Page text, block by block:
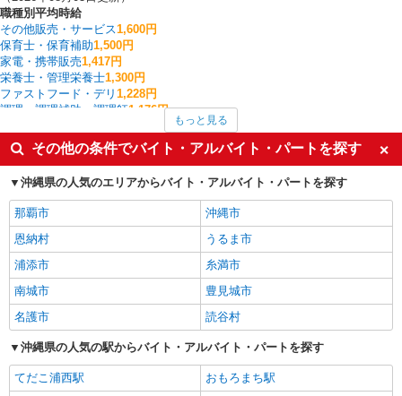
職種別平均時給
その他販売・サービス1,600円
保育士・保育補助1,500円
家電・携帯販売1,417円
栄養士・管理栄養士1,300円
ファストフード・デリ 1,228円
調理・調理補助・調理師1,176円
1,150円
レストラン・専門料理店1,100円
アパレル販売1,090円
北中城村の他の職種の平均時給を見る
もっと見る
その他の条件でバイト・アルバイト・パートを探す
沖縄県の人気のエリアからバイト・アルバイト・パートを探す
那覇市
沖縄市
恩納村
うるま市
浦添市
糸満市
南城市
豊見城市
名護市
読谷村
沖縄県の人気の駅からバイト・アルバイト・パートを探す
てだこ浦西駅
おもろまち駅